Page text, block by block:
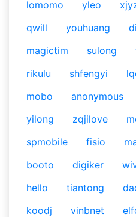
lomomo
yleo
qwill
youhuang
magictim
sulong
rikulu
shfengyi
mobo
anonymous
yilong
zqjilove
spmobile
fisio
booto
digiker
hello
tiantong
koodj
vinbnet